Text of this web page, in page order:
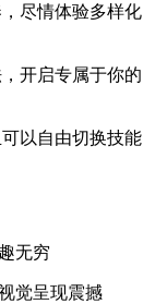
尽情体验多样化
开启专属于你的
以自由切换技能
无穷
觉呈现震撼